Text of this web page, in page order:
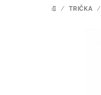
DOMŮ
/ TRIČKA /